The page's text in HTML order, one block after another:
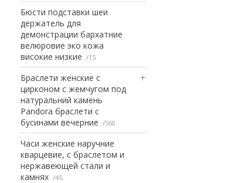
Бюсти подставки шеи
держатель для
демонстрации бархатние
велюровие эко кожа
високие низкие
15
Браслети женские с
цирконом с жемчугом под
натуральний камень
Pandora браслети с
бусинами вечерние
560
Часи женские наручние
кварцевие, с браслетом и
нержавеющей стали и
камнях
45